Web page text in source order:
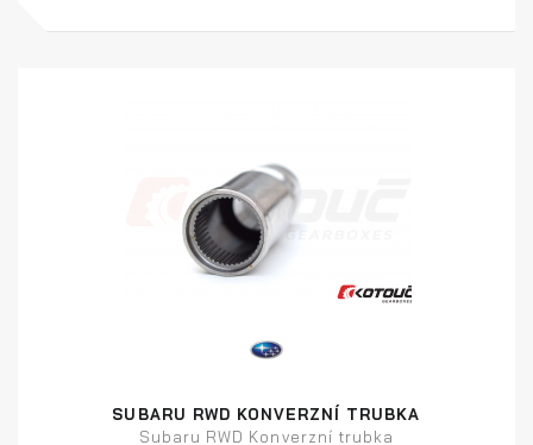
SUBARU RWD KONVERZNÍ TRUBKA
Subaru RWD Konverzní trubka